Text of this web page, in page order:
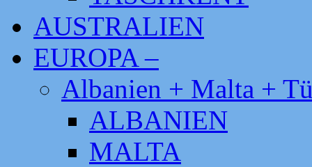
AUSTRALIEN
EUROPA –
Albanien + Malta +
ALBANIEN
MALTA